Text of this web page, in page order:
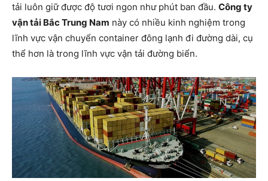
tải luôn giữ được độ tươi ngon như phút ban đầu. Công ty
vận tải Bắc Trung Nam này có nhiều kinh nghiệm trong
lĩnh vực vận chuyển container đông lạnh đi đường dài, cụ
thể hơn là trong lĩnh vực vận tải đường biển.